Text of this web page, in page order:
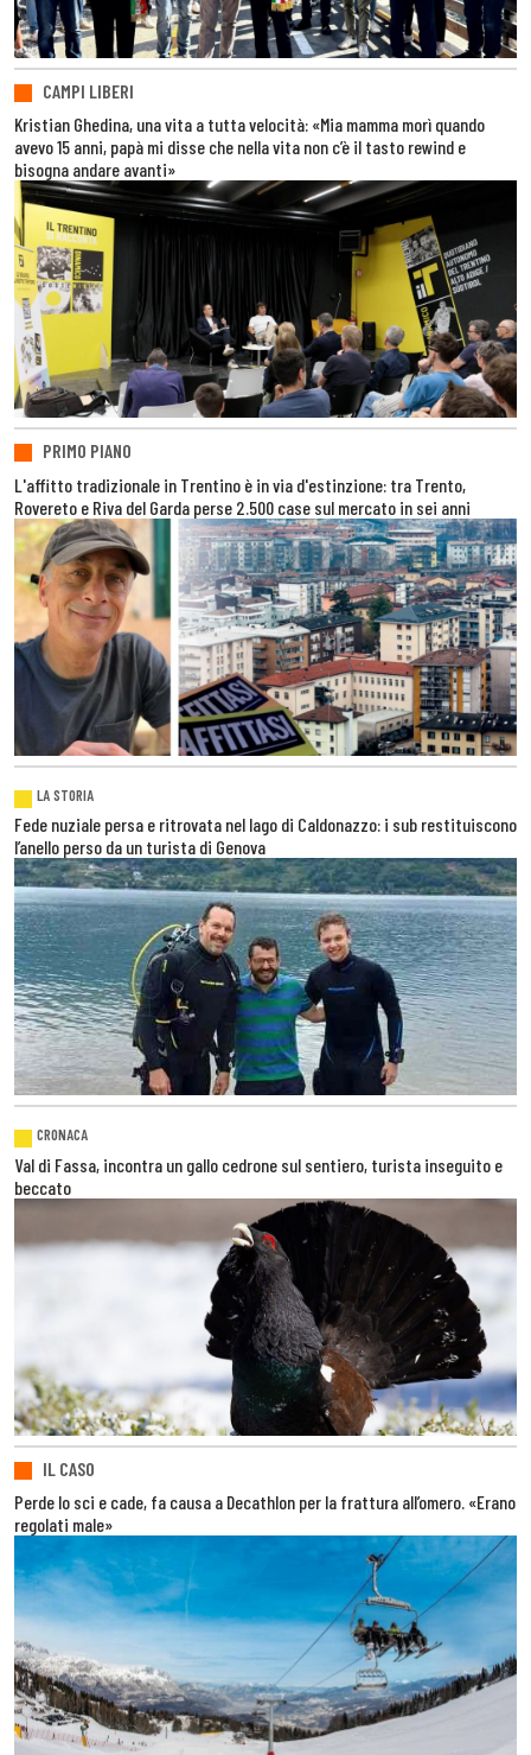
CAMPI LIBERI
Kristian Ghedina, una vita a tutta velocità: «Mia mamma morì quando
avevo 15 anni, papà mi disse che nella vita non c’è il tasto rewind e
bisogna andare avanti»
PRIMO PIANO
L'affitto tradizionale in Trentino è in via d'estinzione: tra Trento,
Rovereto e Riva del Garda perse 2.500 case sul mercato in sei anni
LA STORIA
Fede nuziale persa e ritrovata nel lago di Caldonazzo: i sub restituiscono
l’anello perso da un turista di Genova
CRONACA
Val di Fassa, incontra un gallo cedrone sul sentiero, turista inseguito e
beccato
IL CASO
Perde lo sci e cade, fa causa a Decathlon per la frattura all’omero. «Erano
regolati male»